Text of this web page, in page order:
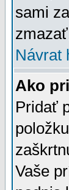
sami
Návrat
Ako
Pridať
položku
Vaše